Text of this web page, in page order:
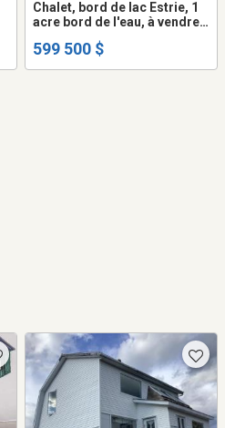
Chalet, bord de lac Estrie, 1
acre bord de l'eau, à vendre.
599 500 $